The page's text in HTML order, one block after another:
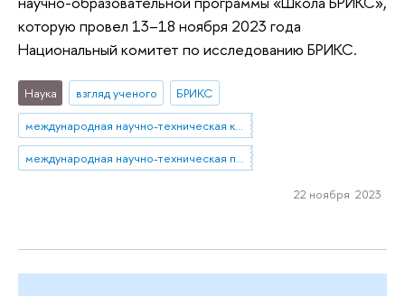
которую провел 13–18 ноября 2023 года
Национальный комитет по исследованию БРИКС.
Наука взгляд ученого
БРИКС
международная научно-техническая кооперация
международная научно-техническая политика
22 ноября 2023